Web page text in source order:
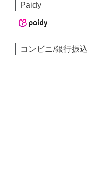
Paidy
コンビニ/銀行振込